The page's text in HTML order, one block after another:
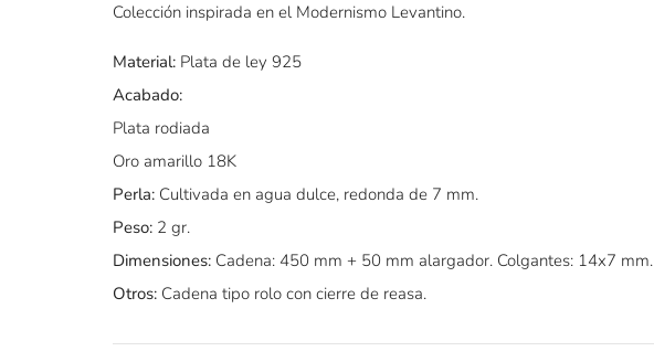
Colección inspirada en el Modernismo Levantino.
Material: Plata de ley 925
Acabado:
Plata rodiada
Oro amarillo 18K
Perla: Cultivada en agua dulce, redonda de 7 mm.
Peso: 2 gr.
Dimensiones: Cadena: 450 mm + 50 mm alargador. Colgantes: 14x7 mm.
Otros: Cadena tipo rolo con cierre de reasa.